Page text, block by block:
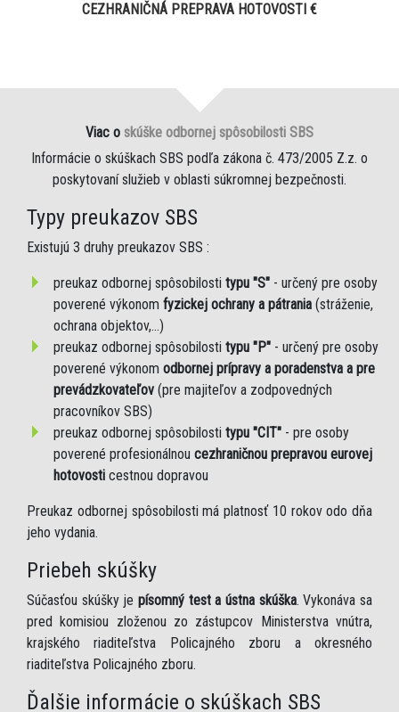
CEZHRANIČNÁ PREPRAVA HOTOVOSTI €
Viac o skúške odbornej spôsobilosti SBS
Informácie o skúškach SBS podľa zákona č. 473/2005 Z.z. o
poskytovaní služieb v oblasti súkromnej bezpečnosti.
Typy preukazov SBS
Existujú 3 druhy preukazov SBS :
preukaz odbornej spôsobilosti typu "S" - určený pre osoby
poverené výkonom fyzickej ochrany a pátrania (stráženie,
ochrana objektov,...)
preukaz odbornej spôsobilosti typu "P" - určený pre osoby
poverené výkonom odbornej prípravy a poradenstva a pre
prevádzkovateľov (pre majiteľov a zodpovedných
pracovníkov SBS)
preukaz odbornej spôsobilosti typu "CIT" - pre osoby
poverené profesionálnou cezhraničnou prepravou eurovej
hotovosti cestnou dopravou
Preukaz odbornej spôsobilosti má platnosť 10 rokov odo dňa
jeho vydania.
Priebeh skúšky
Súčasťou skúšky je písomný test a ústna skúška. Vykonáva sa
pred komisiou zloženou zo zástupcov Ministerstva vnútra,
krajského riaditeľstva Policajného zboru a okresného
riaditeľstva Policajného zboru.
Ďalšie informácie o skúškach SBS